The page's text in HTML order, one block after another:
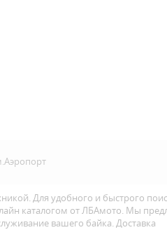
Для удобного и быстрого
каталогом от ЛБАмото. Мы
вашего байка. Доставка